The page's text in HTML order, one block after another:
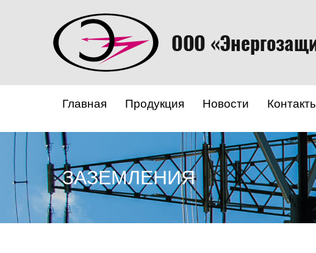
Главная Продукция Новости
ЗАЗЕМЛЕНИЯ